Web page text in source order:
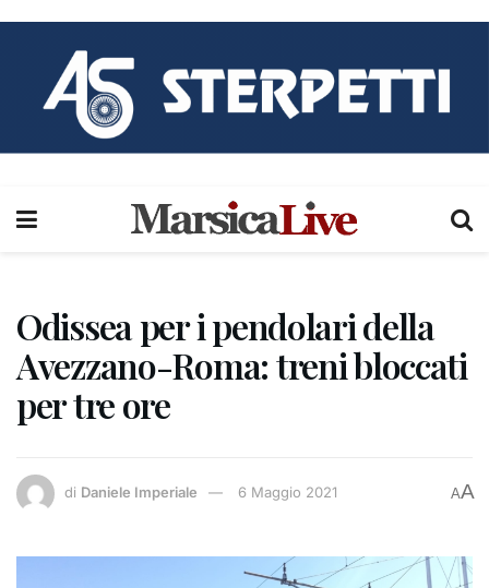
Odissea per i pendolari della
Avezzano-Roma: treni bloccati
per tre ore
di Daniele Imperiale 6 Maggio 2021 AA